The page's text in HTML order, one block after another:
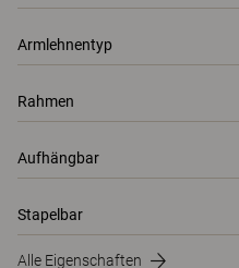
Armlehnentyp
Rahmen
Aufhängbar
Stapelbar
Alle Eigenschaften